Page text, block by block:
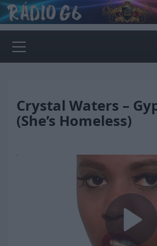
Skip
to
content
Menu
Crystal Waters –
(She’s Homeless)
Play